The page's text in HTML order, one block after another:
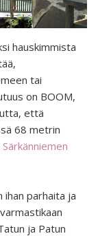
hauskimmista
tai
on BOOM,
että
68 metrin
parhaita ja
ja Patun